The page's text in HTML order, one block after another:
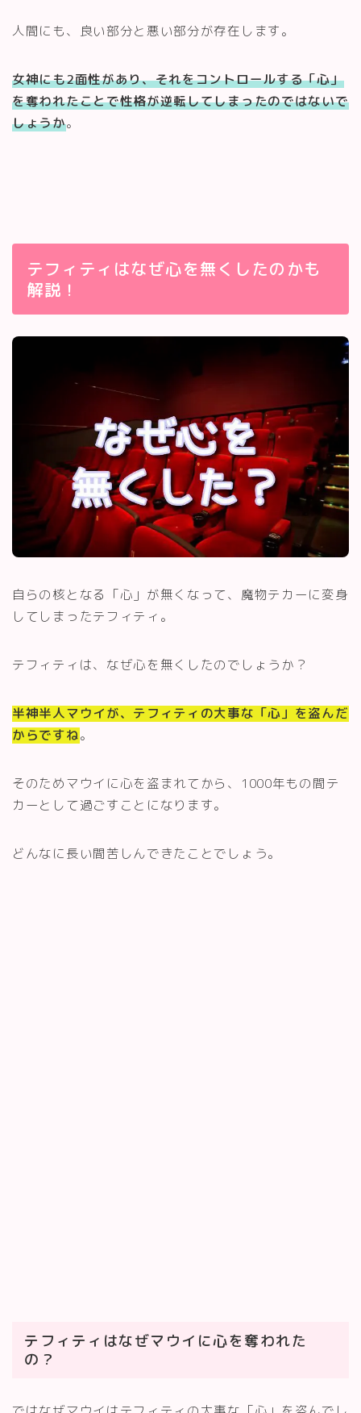
人間にも、良い部分と悪い部分が存在します。
女神にも2面性があり、それをコントロールする「心」
を奪われたことで性格が逆転してしまったのではないで
しょうか。
テフィティはなぜ心を無くしたのかも
解説！
自らの核となる「心」が無くなって、魔物テカーに変身
してしまったテフィティ。
テフィティは、なぜ心を無くしたのでしょうか？
半神半人マウイが、テフィティの大事な「心」を盗んだ
からですね。
そのためマウイに心を盗まれてから、1000年もの間テ
カーとして過ごすことになります。
どんなに長い間苦しんできたことでしょう。
テフィティはなぜマウイに心を奪われた
の？